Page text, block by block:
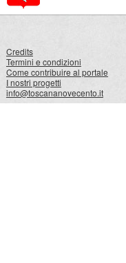
Credits
Termini e condizioni
Come contribuire al portale
I nostri progetti
info@toscananovecento.it